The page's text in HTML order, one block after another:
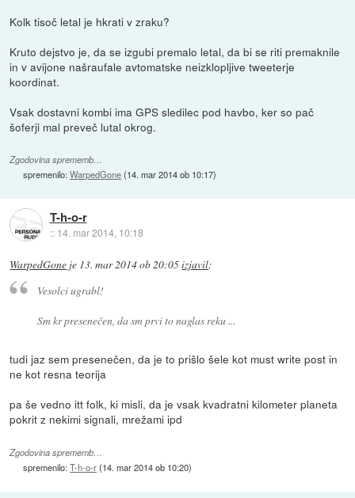
Kolk tisoč letal je hkrati v zraku?
Kruto dejstvo je, da se izgubi premalo letal, da bi se riti premaknile
in v avijone našraufale avtomatske neizklopljive tweeterje
koordinat.
Vsak dostavni kombi ima GPS sledilec pod havbo, ker so pač
šoferji mal preveč lutal okrog.
Zgodovina sprememb…
spremenilo:WarpedGone(14. mar 2014 ob 10:17)
T-h-o-r
:: 14. mar 2014, 10:18
WarpedGone je 13. mar 2014 ob 20:05izjavil:
Vesolci ugrabl!
Sm kr presenečen, da sm prvi to naglas reku ...
tudi jaz sem presenečen, da je to prišlo šele kot must write post in
ne kot resna teorija
pa še vedno itt folk, ki misli, da je vsak kvadratni kilometer planeta
pokrit z nekimi signali, mrežami ipd
Zgodovina sprememb…
spremenilo:T-h-o-r(14. mar 2014 ob 10:20)